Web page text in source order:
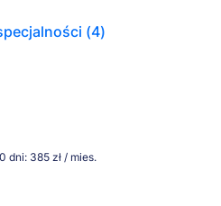
(4)
dni: 385 zł / mies.